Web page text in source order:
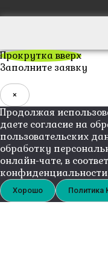
Прокрутка вверх
Заполните заявку
×
Продолжая
даете согласие на
пользовательских
обработку
онлайн-чате, в
Хорошо Политика